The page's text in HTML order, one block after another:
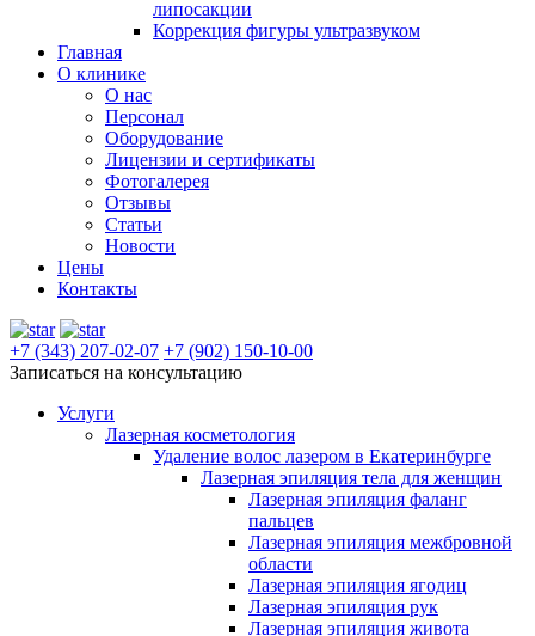
липосакции
Коррекция фигуры ультразвуком
Главная
О клинике
О нас
Персонал
Оборудование
Лицензии и сертификаты
Фотогалерея
Отзывы
Статьи
Новости
Цены
Контакты
+7 (343) 207-02-07 +7 (902) 150-10-00
Записаться на консультацию
Услуги
Лазерная косметология
Удаление волос лазером в Екатеринбурге
Лазерная эпиляция тела для женщин
Лазерная эпиляция фаланг
пальцев
Лазерная эпиляция межбровной
области
Лазерная эпиляция ягодиц
Лазерная эпиляция рук
Лазерная эпиляция живота